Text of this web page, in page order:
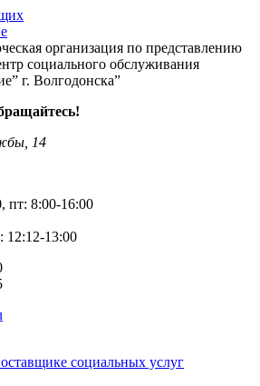
организация по представлению
социального обслуживания
г. Волгодонска”
14
, пт: 8:00-16:00
12:12-13:00
социальных услуг